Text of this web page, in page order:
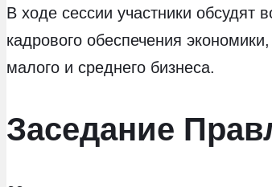
В ходе сессии участники обсудят
кадрового обеспечения
малого и среднего бизнеса.
Заседание